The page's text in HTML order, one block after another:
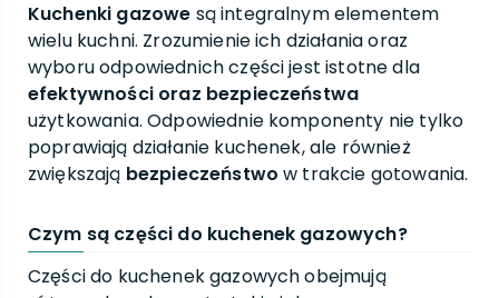
Kuchenki gazowe są integralnym elementem
wielu kuchni. Zrozumienie ich działania oraz
wyboru odpowiednich części jest istotne dla
efektywności oraz bezpieczeństwa
użytkowania. Odpowiednie komponenty nie tylko
poprawiają działanie kuchenek, ale również
zwiększają bezpieczeństwo w trakcie gotowania.
Czym są części do kuchenek gazowych?
Części do kuchenek gazowych obejmują